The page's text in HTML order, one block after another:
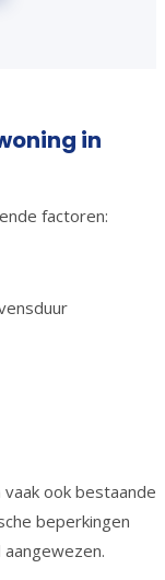
in
factoren:
ook bestaande
beperkingen